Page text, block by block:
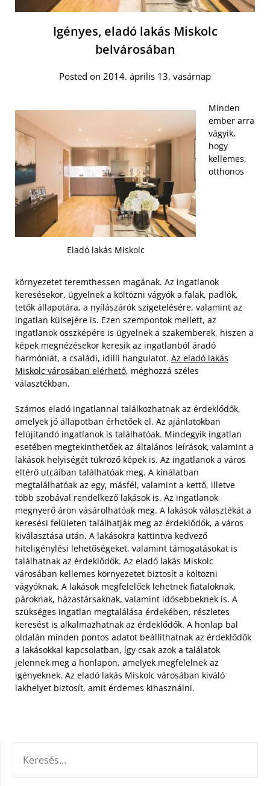
Igényes, eladó lakás Miskolc
belvárosában
Posted on 2014. április 13. vasárnap
Eladó lakás Miskolc
Minden
ember arra
vágyik,
hogy
kellemes,
otthonos
környezetet teremthessen magának. Az ingatlanok
keresésekor, ügyelnek a költözni vágyók a falak, padlók,
tetők állapotára, a nyílászárók szigetelésére, valamint az
ingatlan külsejére is. Ezen szempontok mellett, az
ingatlanok összképére is ügyelnek a szakemberek, hiszen a
képek megnézésekor keresik az ingatlanból áradó
harmóniát, a családi, idilli hangulatot. Az eladó lakás
Miskolc városában elérhető, méghozzá széles
választékban.
Számos eladó ingatlannal találkozhatnak az érdeklődők,
amelyek jó állapotban érhetőek el. Az ajánlatokban
felújítandó ingatlanok is találhatóak. Mindegyik ingatlan
esetében megtekinthetőek az általános leírások, valamint a
lakások helyiségét tükröző képek is. Az ingatlanok a város
eltérő utcáiban találhatóak meg. A kínálatban
megtalálhatóak az egy, másfél, valamint a kettő, illetve
több szobával rendelkező lakások is. Az ingatlanok
megnyerő áron vásárolhatóak meg. A lakások választékát a
keresési felületen találhatják meg az érdeklődők, a város
kiválasztása után. A lakásokra kattintva kedvező
hiteligénylési lehetőségeket, valamint támogatásokat is
találhatnak az érdeklődők. Az eladó lakás Miskolc
városában kellemes környezetet biztosít a költözni
vágyóknak. A lakások megfelelőek lehetnek fiataloknak,
pároknak, házastársaknak, valamint idősebbeknek is. A
szükséges ingatlan megtalálása érdekében, részletes
keresést is alkalmazhatnak az érdeklődők. A honlap bal
oldalán minden pontos adatot beállíthatnak az érdeklődők
a lakásokkal kapcsolatban, így csak azok a találatok
jelennek meg a honlapon, amelyek megfelelnek az
igényeknek. Az eladó lakás Miskolc városában kiváló
lakhelyet biztosít, amit érdemes kihasználni.